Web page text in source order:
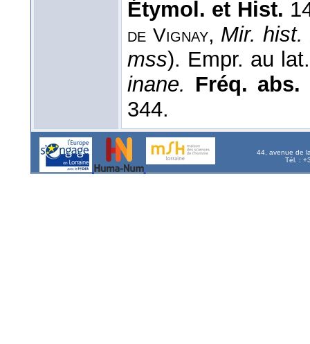
Étymol. et Hist.
de Vignay, Mir. hist.
mss). Empr. au lat.
inane. Fréq.
344.
44, avenue de
Tél. :